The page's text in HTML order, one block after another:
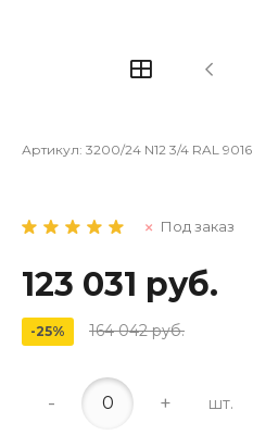
Артикул: 3200/24 N12 3/4 RAL 9016
Под заказ
123 031 руб.
-25% 164 042 руб.
- + шт.